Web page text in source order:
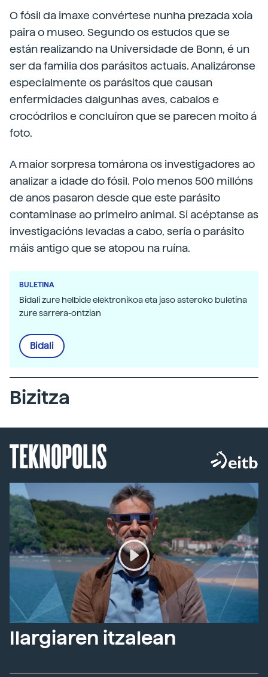
O fósil da imaxe convértese nunha prezada xoia
paira o museo. Segundo os estudos que se
están realizando na Universidade de Bonn, é un
ser da familia dos parásitos actuais. Analizáronse
especialmente os parásitos que causan
enfermidades dalgunhas aves, cabalos e
crocódrilos e concluíron que se parecen moito á
foto.
A maior sorpresa tomárona os investigadores ao
analizar a idade do fósil. Polo menos 500 millóns
de anos pasaron desde que este parásito
contaminase ao primeiro animal. Si acéptanse as
investigacións levadas a cabo, sería o parásito
máis antigo que se atopou na ruína.
BULETINA
Bidali zure helbide elektronikoa eta jaso asteroko buletina
zure sarrera-ontzian
Bidali
Bizitza
TEKNOPOLIS
Ilargiaren itzalean